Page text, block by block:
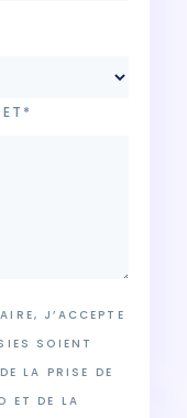
J’ACCEPTE
SOIENT
LA PRISE DE
ET DE LA